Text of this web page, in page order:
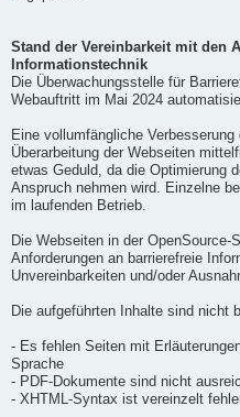
Stand der Vereinbarkeit mit den
Informationstechnik
Die Überwachungsstelle für
Webauftritt im Mai 2024
Eine vollumfängliche
Überarbeitung der Webseiten
etwas Geduld, da die Optimierung
Anspruch nehmen wird. Einzelne
im laufenden Betrieb.
Die Webseiten in der OpenSource-
Anforderungen an barrierefreie
Unvereinbarkeiten und/oder
Die aufgeführten Inhalte sind nicht
- Es fehlen Seiten mit
Sprache
- PDF-Dokumente sind nicht
- XHTML-Syntax ist vereinzelt